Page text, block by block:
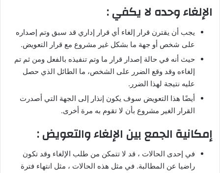
الإلغاء وحده لا يكفي :
يجب أن يقترن قرار إلغاء أي قرار إداري قد سبق وتم إصداره
على شخص أو جهة ما بشكل غير مشروع مع قرار التعويض.
حيث أنه في حالة إصدار قرار ما وتم تنفيذه بالفعل ومن ثم تم
إلغاءه وقد وقع الضرر على الشخص، ما الطائل الذي حصل
عليه نتيجة لهذا الضرر.
أيضًا هذا التعويض سوف يكون إنذار إلى الجهة التي أصدرت
القرار الغير مشروع بأن لا تقوم به مرة أخرى.
إمكانية الجمع بين الإلغاء والتعويض :
في إحدى الحالات ، قد لا تتمكن من طلب الإلغاء وقد تكون
راضيا عن المطالبة. في مثل هذه الحالات ، مثل انتهاء فترة